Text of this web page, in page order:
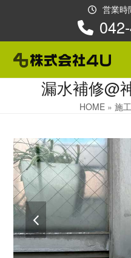
営業時
漏水補修@
HOME » 施
previous
slide